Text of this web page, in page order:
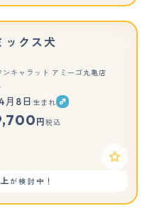
ックス犬
もっと見る
ンキャラット アミーゴ丸亀店
8日 生まれ
円 税込
が検討中！